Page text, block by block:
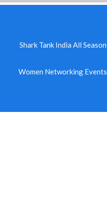
Shark Tank India All Season
Women Networking Events